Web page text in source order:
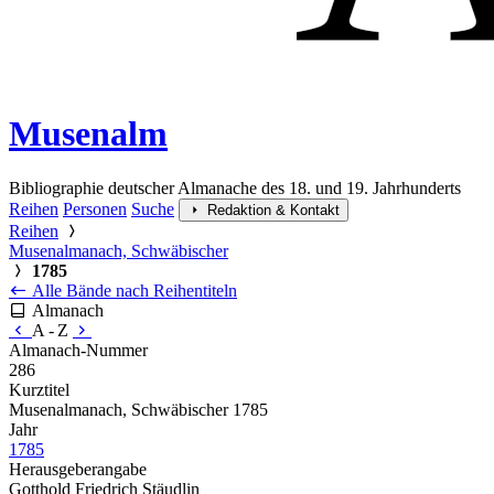
Musenalm
Bibliographie deutscher Almanache des 18. und 19. Jahrhunderts
Reihen Personen Suche Redaktion & Kontakt
Reihen
Musenalmanach, Schwäbischer
1785
Alle Bände nach Reihentiteln
Almanach
A - Z
Almanach-Nummer
286
Kurztitel
Musenalmanach, Schwäbischer 1785
Jahr
1785
Herausgeberangabe
Gotthold Friedrich Stäudlin